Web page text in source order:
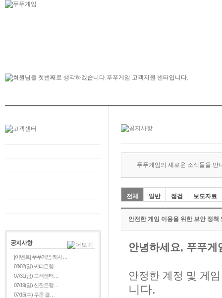
공지사항
[이벤트] 푸푸게임 캐시…
08/02(일) 씨티은행…
07/31(금) 고객센터…
07/19(일) 신한은행…
07/15(수) 쿠콘 결…
푸푸게임의 새로운 소식들을 만
전체 일반 점검 보도자료
안전한 게임 이용을 위한 보안 정책
안녕하세요, 푸푸게
안정한 계정 및 게
니다.